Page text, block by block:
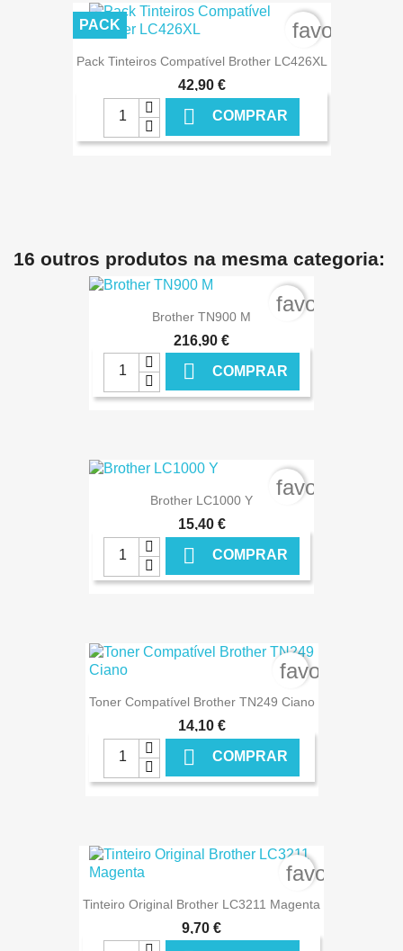
Pack Tinteiros Compatível Brother LC426XL
42,90 €
 COMPRAR
PACK
16 outros produtos na mesma categoria:
Brother TN900 M
216,90 €
 COMPRAR
€ ONLINE
Brother LC1000 Y
15,40 €
 COMPRAR
€ ONLINE
Toner Compatível Brother TN249 Ciano
14,10 €
 COMPRAR
Tinteiro Original Brother LC3211 Magenta
9,70 €